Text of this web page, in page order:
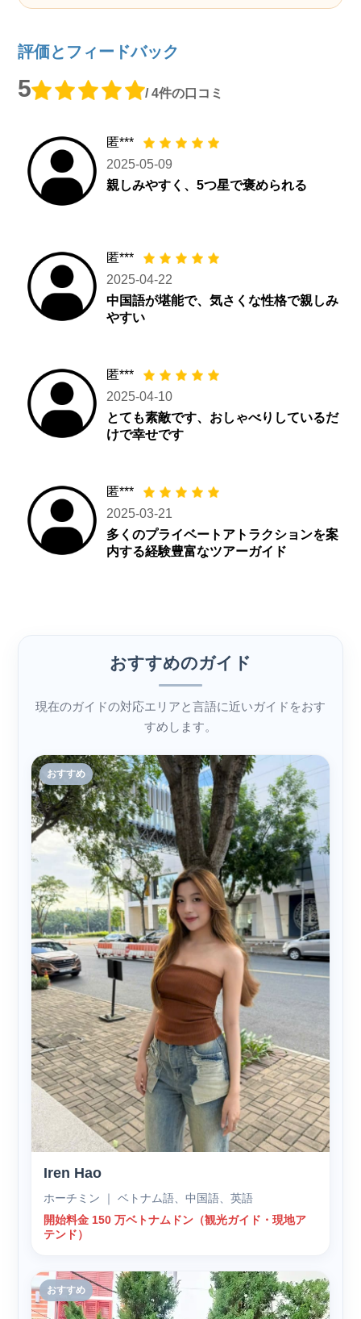
評価とフィードバック
5 / 4件の口コミ
匿***
2025-05-09
親しみやすく、5つ星で褒められる
匿***
2025-04-22
中国語が堪能で、気さくな性格で親しみ
やすい
匿***
2025-04-10
とても素敵です、おしゃべりしているだ
けで幸せです
匿***
2025-03-21
多くのプライベートアトラクションを案
内する経験豊富なツアーガイド
おすすめのガイド
現在のガイドの対応エリアと言語に近いガイドをおす
すめします。
おすすめ
Iren Hao
ホーチミン ｜ ベトナム語、中国語、英語
開始料金 150 万ベトナムドン（観光ガイド・現地ア
テンド）
おすすめ